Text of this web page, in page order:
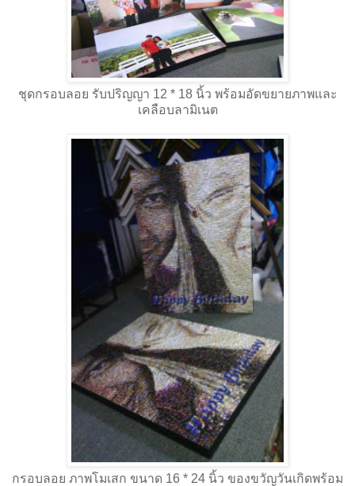
ชุดกรอบลอย รับปริญญา 12 * 18 นิ้ว พร้อมอัดขยายภาพและ
เคลือบลามิเนต
กรอบลอย ภาพโมเสก ขนาด 16 * 24 นิ้ว ของขวัญวันเกิดพร้อม